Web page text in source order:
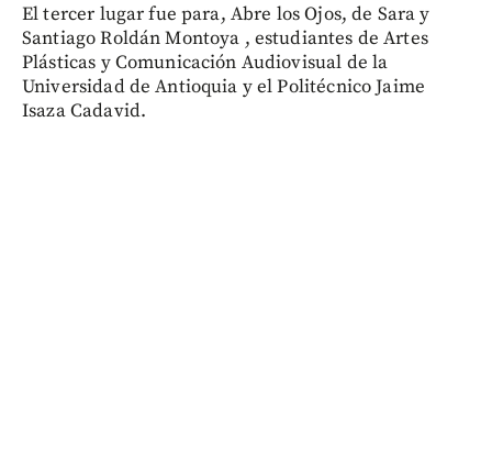
El tercer lugar fue para, Abre los Ojos, de Sara y
Santiago Roldán Montoya , estudiantes de Artes
Plásticas y Comunicación Audiovisual de la
Universidad de Antioquia y el Politécnico Jaime
Isaza Cadavid.